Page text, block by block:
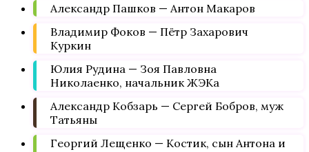
Александр Пашков — Антон Макаров
Владимир Фоков — Пётр Захарович
Куркин
Юлия Рудина — Зоя Павловна
Николаенко, начальник ЖЭКа
Александр Кобзарь — Сергей Бобров, муж
Татьяны
Георгий Лещенко — Костик, сын Антона и